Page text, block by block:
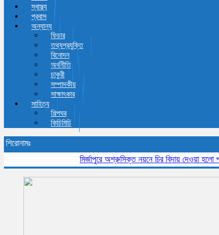
স্বাস্থ্য
প্রবাস
অন্যান্য
ফিচার
তথ্যপ্রযুক্তি
বিনোদন
অর্থনীতি
চাকুরী
সম্পাদকীয়
সাক্ষাৎকার
সাহিত্য
শিল্পঘর
কিচিমিচি
শিরোনামঃ
মির্জাপুরে অশ্রুসিক্ত নয়নে চির বিদায় দেওয়া হলো প্রবীন